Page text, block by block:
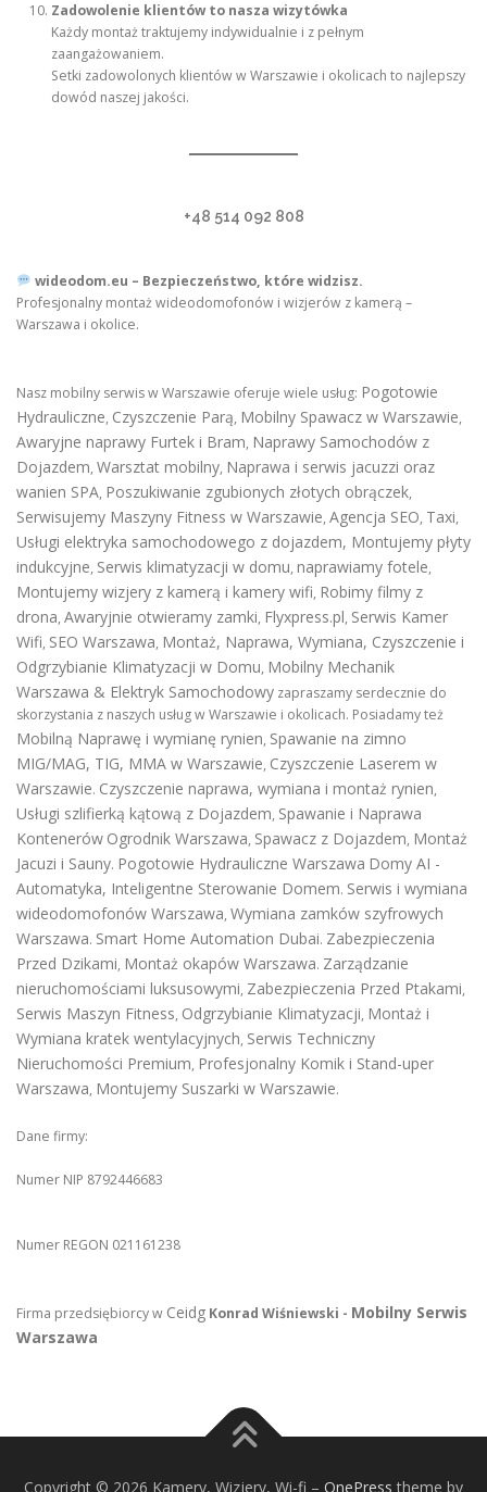
Zadowolenie klientów to nasza wizytówka
Każdy montaż traktujemy indywidualnie i z pełnym
zaangażowaniem.
Setki zadowolonych klientów w Warszawie i okolicach to najlepszy
dowód naszej jakości.
+48 514 092 808
wideodom.eu – Bezpieczeństwo, które widzisz.
Profesjonalny montaż wideodomofonów i wizjerów z kamerą –
Warszawa i okolice.
Nasz mobilny serwis w Warszawie oferuje wiele usług: Pogotowie
Hydrauliczne, Czyszczenie Parą, Mobilny Spawacz w Warszawie,
Awaryjne naprawy Furtek i Bram, Naprawy Samochodów z
Dojazdem, Warsztat mobilny, Naprawa i serwis jacuzzi oraz
wanien SPA, Poszukiwanie zgubionych złotych obrączek,
Serwisujemy Maszyny Fitness w Warszawie, Agencja SEO, Taxi,
Usługi elektryka samochodowego z dojazdem, Montujemy płyty
indukcyjne, Serwis klimatyzacji w domu, naprawiamy fotele,
Montujemy wizjery z kamerą i kamery wifi, Robimy filmy z
drona, Awaryjnie otwieramy zamki, Flyxpress.pl, Serwis Kamer
Wifi, SEO Warszawa, Montaż, Naprawa, Wymiana, Czyszczenie i
Odgrzybianie Klimatyzacji w Domu, Mobilny Mechanik
Warszawa & Elektryk Samochodowy zapraszamy serdecznie do
skorzystania z naszych usług w Warszawie i okolicach. Posiadamy też
Mobilną Naprawę i wymianę rynien, Spawanie na zimno
MIG/MAG, TIG, MMA w Warszawie, Czyszczenie Laserem w
Warszawie. Czyszczenie naprawa, wymiana i montaż rynien,
Usługi szlifierką kątową z Dojazdem, Spawanie i Naprawa
Kontenerów Ogrodnik Warszawa, Spawacz z Dojazdem, Montaż
Jacuzi i Sauny. Pogotowie Hydrauliczne Warszawa Domy AI -
Automatyka, Inteligentne Sterowanie Domem. Serwis i wymiana
wideodomofonów Warszawa, Wymiana zamków szyfrowych
Warszawa. Smart Home Automation Dubai. Zabezpieczenia
Przed Dzikami, Montaż okapów Warszawa. Zarządzanie
nieruchomościami luksusowymi, Zabezpieczenia Przed Ptakami,
Serwis Maszyn Fitness, Odgrzybianie Klimatyzacji, Montaż i
Wymiana kratek wentylacyjnych, Serwis Techniczny
Nieruchomości Premium, Profesjonalny Komik i Stand-uper
Warszawa, Montujemy Suszarki w Warszawie.
Dane firmy:
Numer NIP 8792446683
Numer REGON 021161238
Firma przedsiębiorcy w Ceidg Konrad Wiśniewski - Mobilny Serwis
Warszawa
Copyright © 2026 Kamery, Wizjery, Wi-fi – OnePress theme by